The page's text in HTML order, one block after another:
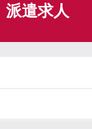
派遣求人